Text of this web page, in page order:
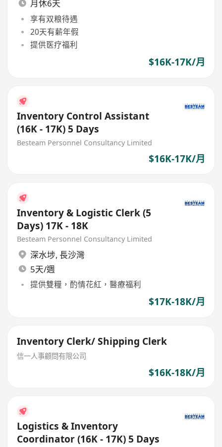
月休6天
享有双粮待遇
20天有薪年假
提供医疗福利
$16K-17K/月
Inventory Control Assistant
(16K - 17K) 5 Days
Besteam Personnel Consultancy Limited
$16K-17K/月
Inventory & Logistic Clerk (5
Days) 17K - 18K
Besteam Personnel Consultancy Limited
深水埗, 長沙灣
5天/週
提供雙糧，酌情花紅，醫療福利
$17K-18K/月
Inventory Clerk/ Shipping Clerk
信一人事顧問有限公司
$16K-18K/月
Logistics & Inventory
Coordinator (16K - 17K) 5 Days